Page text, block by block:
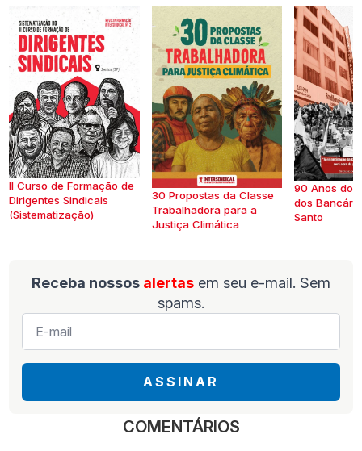
II Curso de Formação de
Dirigentes Sindicais
(Sistematização)
30 Propostas da Classe
Trabalhadora para a
Justiça Climática
90 Anos do
dos
Santo
Receba nossos alertas em seu e-mail. Sem
spams.
E-
mail
ASSINAR
COMENTÁRIOS